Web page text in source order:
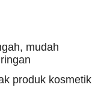
mudah
produk kosmetik